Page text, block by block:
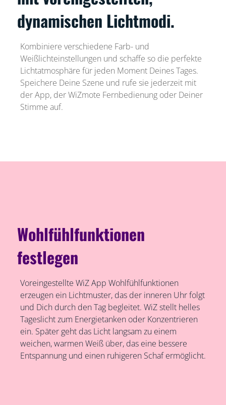
dynamischen Lichtmodi.
Kombiniere verschiedene Farb- und
Weißlichteinstellungen und schaffe so die perfekte
Lichtatmosphäre für jeden Moment Deines Tages.
Speichere Deine Szene und rufe sie jederzeit mit
der App, der WiZmote Fernbedienung oder Deiner
Stimme auf.
Wohlfühlfunktionen
festlegen
Voreingestellte WiZ App Wohlfühlfunktionen
erzeugen ein Lichtmuster, das der inneren Uhr folgt
und Dich durch den Tag begleitet. WiZ stellt helles
Tageslicht zum Energietanken oder Konzentrieren
ein. Später geht das Licht langsam zu einem
weichen, warmen Weiß über, das eine bessere
Entspannung und einen ruhigeren Schaf ermöglicht.